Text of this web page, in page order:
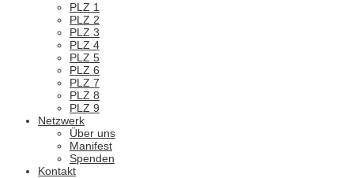
PLZ 1
PLZ 2
PLZ 3
PLZ 4
PLZ 5
PLZ 6
PLZ 7
PLZ 8
PLZ 9
Netzwerk
Über uns
Manifest
Spenden
Kontakt